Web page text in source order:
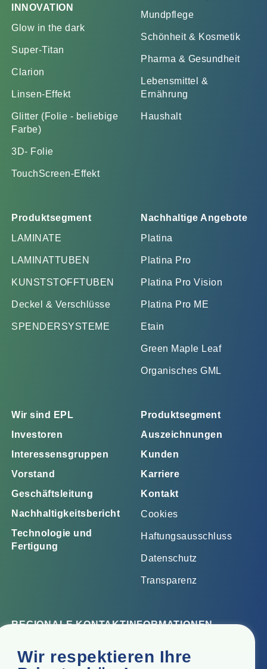
Wir respektieren Ihre
INNOVATION
Glow in the dark
Super-Titan
Clarion
Linsen-Effekt
Glitter (Folie - beliebige
Farbe)
3D- Folie
TouchScreen-Effekt
Mundpflege
Schönheit & Kosmetik
Pharma & Gesundheit
Lebensmittel &
Ernährung
Haushalt
Produktsegment
LAMINATE
LAMINATTUBEN
KUNSTSTOFFTUBEN
Deckel & Verschlüsse
SPENDERSYSTEME
Nachhaltige Angebote
Platina
Platina Pro
Platina Pro Vision
Platina Pro ME
Etain
Green Maple Leaf
Organisches GML
Wir sind EPL
Investoren
Interessensgruppen
Vorstand
Geschäftsleitung
Nachhaltigkeitsbericht
Technologie und
Fertigung
Produktsegment
Auszeichnungen
Kunden
Karriere
Kontakt
Cookies
Haftungsausschluss
Datenschutz
Transparenz
REGIONALE KONTAKTINFORMATIONEN
Firmensitz